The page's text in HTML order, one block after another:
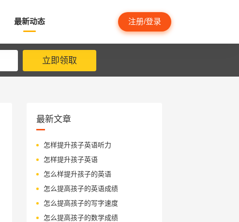
最新动态 注册/登录
立即领取
最新文章
怎样提升孩子英语听力
怎样提升孩子英语
怎么样提升孩子的英语
怎么提高孩子的英语成绩
怎么提高孩子的写字速度
怎么提高孩子的数学成绩